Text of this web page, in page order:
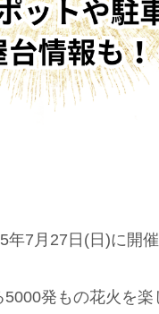
7月27日(日)に開催
発もの花火を